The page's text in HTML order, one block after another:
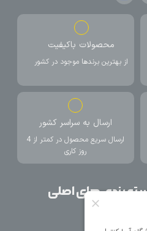
محصولات باکیفیت
از بهترین برندها موجود در کشور
ارسال به سراسر کشور
ارسال سریع محصول در کمتر از 4
روز کاری
بندی های اصلی